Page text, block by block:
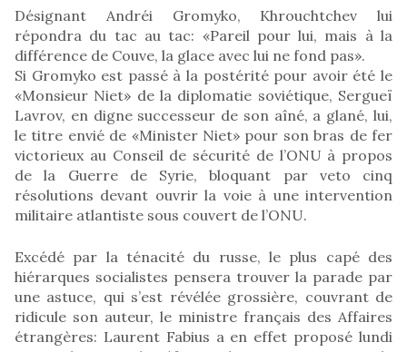
Désignant Andréi Gromyko, Khrouchtchev lui
répondra du tac au tac: «Pareil pour lui, mais à la
différence de Couve, la glace avec lui ne fond pas».
Si Gromyko est passé à la postérité pour avoir été le
«Monsieur Niet» de la diplomatie soviétique, Sergueï
Lavrov, en digne successeur de son aîné, a glané, lui,
le titre envié de «Minister Niet» pour son bras de fer
victorieux au Conseil de sécurité de l’ONU à propos
de la Guerre de Syrie, bloquant par veto cinq
résolutions devant ouvrir la voie à une intervention
militaire atlantiste sous couvert de l’ONU.
Excédé par la ténacité du russe, le plus capé des
hiérarques socialistes pensera trouver la parade par
une astuce, qui s’est révélée grossière, couvrant de
ridicule son auteur, le ministre français des Affaires
étrangères: Laurent Fabius a en effet proposé lundi